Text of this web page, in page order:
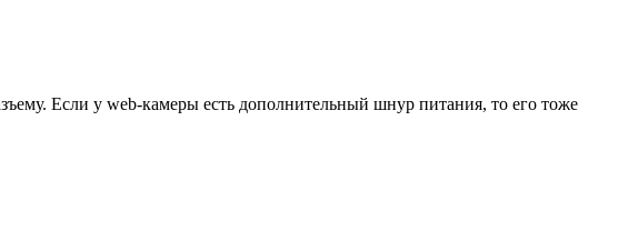
Если у web-камеры есть дополнительный шнур питания, то его тоже